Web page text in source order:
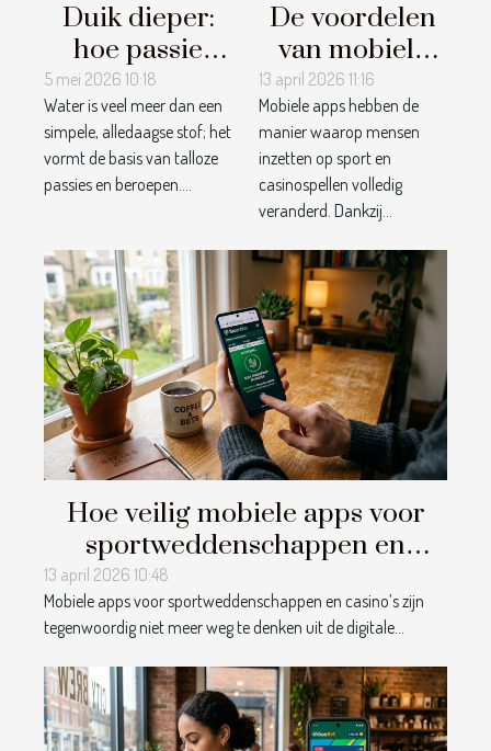
Duik dieper:
hoe passie
voor water
verbindt over
disciplines
heen
5 mei 2026 10:18
Water is veel meer dan een
simpele, alledaagse stof; het
vormt de basis van talloze
passies en beroepen....
De voordelen
van mobiele
apps voor het
inzetten op
sport en
casinospellen
13 april 2026 11:16
Mobiele apps hebben de
manier waarop mensen
inzetten op sport en
casinospellen volledig
veranderd. Dankzij...
Hoe veilig mobiele apps voor
sportweddenschappen en
casino's te gebruiken?
13 april 2026 10:48
Mobiele apps voor sportweddenschappen en casino’s zijn
tegenwoordig niet meer weg te denken uit de digitale...